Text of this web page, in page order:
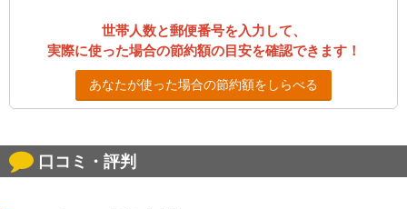
世帯人数と郵便番号を入力して、
実際に使った場合の節約額の目安を確認できます！
あなたが使った場合の節約額をしらべる
口コミ・評判